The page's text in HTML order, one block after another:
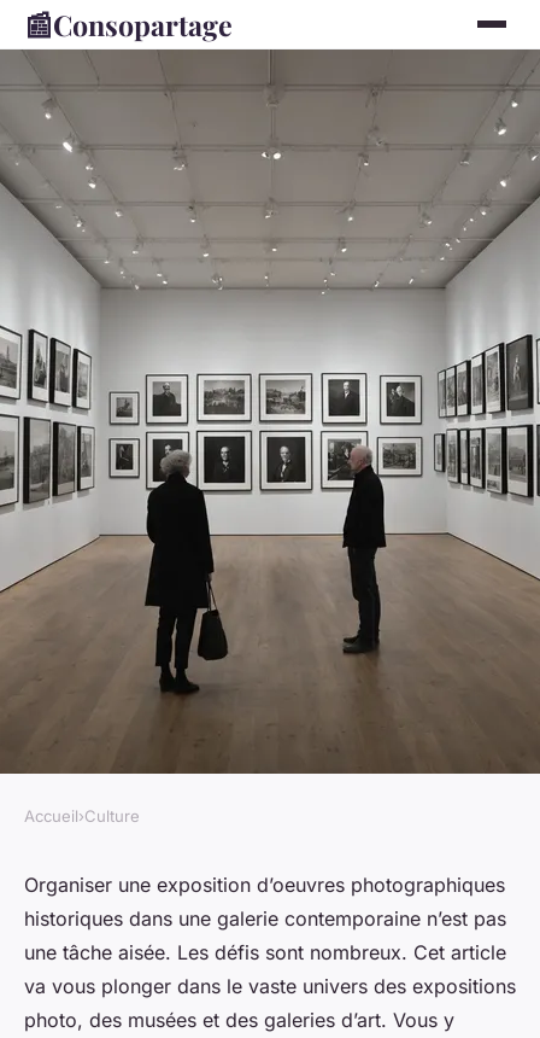
📰Consopartage
Quels sont les défis de
l'organisation d'une exposition
de photographies historiques
dans une galerie moderne ?
Accueil›Culture
Organiser une exposition d’oeuvres photographiques
historiques dans une galerie contemporaine n’est pas
une tâche aisée. Les défis sont nombreux. Cet article
va vous plonger dans le vaste univers des expositions
photo, des musées et des galeries d’art. Vous y